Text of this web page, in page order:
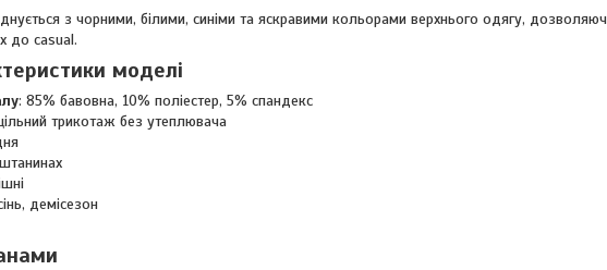
з чорними, білими, синіми та яскравими кольорами верхнього одягу,
до casual.
моделі
: 85% бавовна, 10% поліестер, 5% спандекс
трикотаж без утеплювача
демісезон